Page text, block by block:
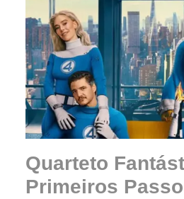
Quarteto
Primeiros